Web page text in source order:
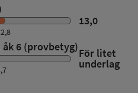
13,0
åk 6 (provbetyg)För litet
underlag